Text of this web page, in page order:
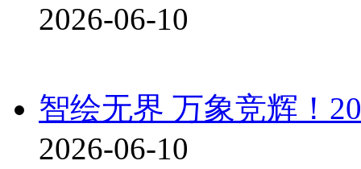
2026-06-10
智绘无界 万象竞辉！
2026-06-10